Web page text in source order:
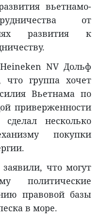
вьетнамо-
от
развития к
NV Дольф
группа хочет
Вьетнама по
приверженности
несколько
покупки
что могут
политические
правовой базы
в море.